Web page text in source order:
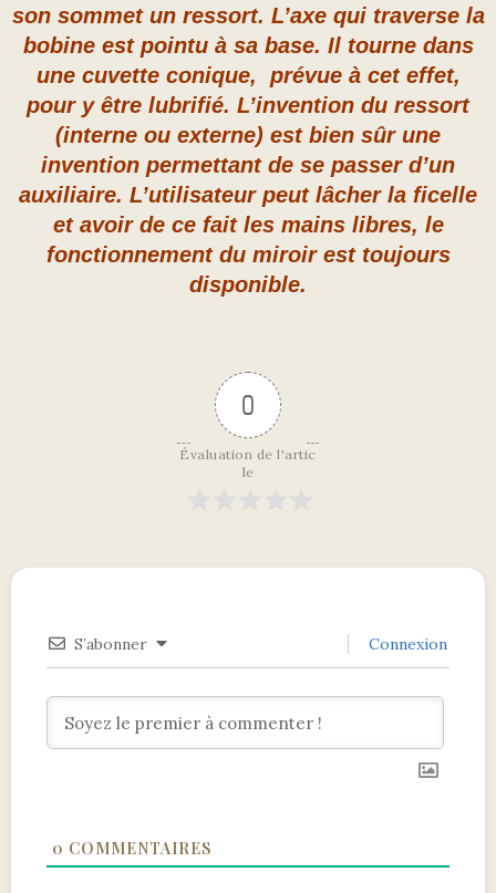
son sommet un ressort. L’axe qui traverse la
bobine est pointu à sa base. Il tourne dans
une cuvette conique, prévue à cet effet,
pour y être lubrifié. L’invention du ressort
(interne ou externe) est bien sûr une
invention permettant de se passer d’un
auxiliaire. L’utilisateur peut lâcher la ficelle
et avoir de ce fait les mains libres, le
fonctionnement du miroir est toujours
disponible.
0
Évaluation de l'artic
le
S’abonner Connexion
0 COMMENTAIRES